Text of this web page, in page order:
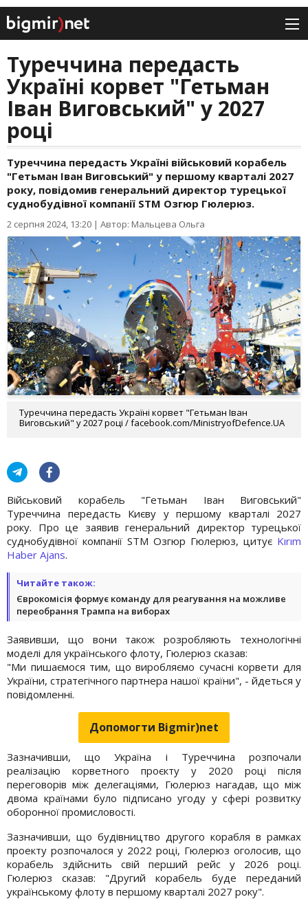
Туреччина передасть
Україні корвет "Гетьман
Іван Виговський" у 2027
році
Туреччина передасть Україні військовий корабель
"Гетьман Іван Виговський" у першому кварталі 2027
року, повідомив генеральний директор турецької
суднобудівної компанії STM Озгюр Гюлерюз.
2 серпня 2024, 13:20 | Автор: Мальцева Ольга
Туреччина передасть Україні корвет "Гетьман Іван
Виговський" у 2027 році / facebook.com/MinistryofDefence.UA
Військовий корабель "Гетьман Іван Виговський"
Туреччина передасть Києву у першому кварталі 2027
року. Про це заявив генеральний директор турецької
суднобудівної компанії STM Озгюр Гюлерюз, цитує Kırım
Haber Ajans.
Читайте також:
Єврокомісія формує команду для реагування на можливе
переобрання Трампа на виборах
Заявивши, що вони також розробляють технологічні
моделі для українського флоту, Гюлерюз сказав:
"Ми пишаємося тим, що виробляємо сучасні корвети для
України, стратегічного партнера нашої країни", - йдеться у
повідомленні.
Допомогти Bigmir)net
Зазначивши, що Україна і Туреччина розпочали
реалізацію корветного проєкту у 2020 році після
переговорів між делегаціями, Гюлерюз нагадав, що між
двома країнами було підписано угоду у сфері розвитку
оборонної промисловості.
Зазначивши, що будівництво другого корабля в рамках
проекту розпочалося у 2022 році, Гюлерюз оголосив, що
корабель здійснить свій перший рейс у 2026 році.
Гюлерюз сказав: "Другий корабель буде переданий
українському флоту в першому кварталі 2027 року".